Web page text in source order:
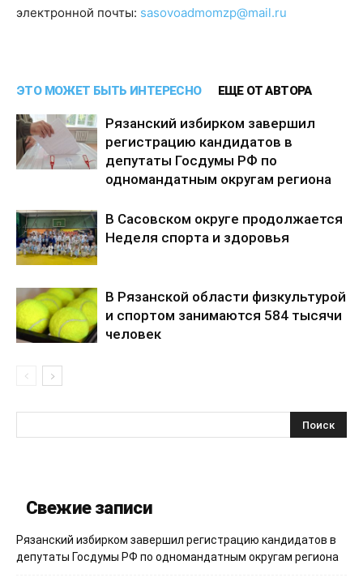
электронной почты: sasovoadmomzp@mail.ru
ЭТО МОЖЕТ БЫТЬ ИНТЕРЕСНО ЕЩЕ ОТ АВТОРА
Рязанский избирком завершил
регистрацию кандидатов в
депутаты Госдумы РФ по
одномандатным округам региона
В Сасовском округе продолжается
Неделя спорта и здоровья
В Рязанской области физкультурой
и спортом занимаются 584 тысячи
человек
Свежие записи
Рязанский избирком завершил регистрацию кандидатов в
депутаты Госдумы РФ по одномандатным округам региона